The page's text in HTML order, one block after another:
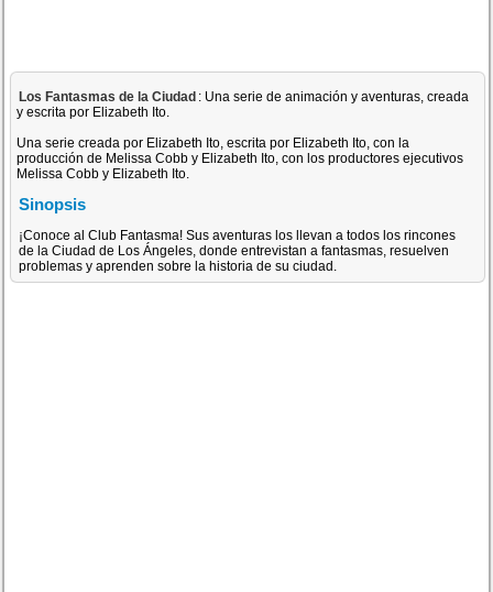
Los Fantasmas de la Ciudad : Una serie de animación y aventuras, creada
y escrita por Elizabeth Ito.
Una serie creada por Elizabeth Ito, escrita por Elizabeth Ito, con la
producción de Melissa Cobb y Elizabeth Ito, con los productores ejecutivos
Melissa Cobb y Elizabeth Ito.
Sinopsis
¡Conoce al Club Fantasma! Sus aventuras los llevan a todos los rincones
de la Ciudad de Los Ángeles, donde entrevistan a fantasmas, resuelven
problemas y aprenden sobre la historia de su ciudad.